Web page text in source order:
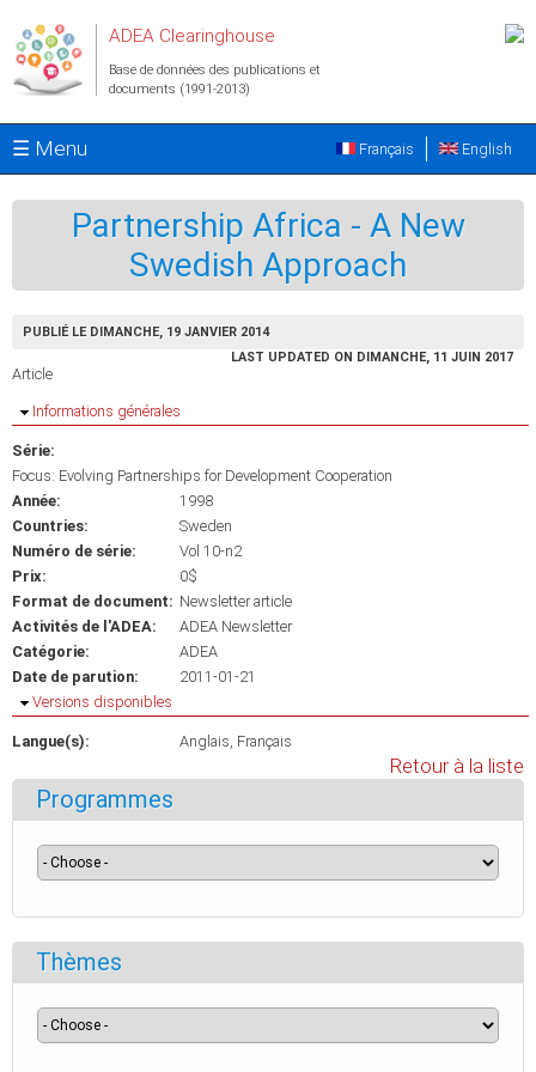
ADEA Clearinghouse
Base de données des publications et
documents (1991-2013)
☰ Menu English
Français
Partnership Africa - A New
Swedish Approach
PUBLIÉ LE DIMANCHE, 19 JANVIER 2014
LAST UPDATED ON DIMANCHE, 11 JUIN 2017
Article
Masquer
Informations générales
Série:
Focus: Evolving Partnerships for Development Cooperation
Année:
1998
Countries:
Sweden
Numéro de série:
Vol 10-n2
Prix:
0$
Format de document: Newsletter article
Activités de l'ADEA:
ADEA Newsletter
Catégorie:
ADEA
Date de parution:
2011-01-21
Masquer
Versions disponibles
Langue(s): Anglais Français
Retour à la liste
Programmes
Thèmes